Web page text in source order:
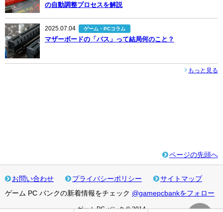
の自動調整プロセスを解説
2025.07.04 ゲーム・PCコラム
マザーボードの「バス」って結局何のこと？
もっと見る
ページの先頭へ
お問い合わせ プライバシーポリシー
サイトマップ
ゲーム PC バンクの新着情報をチェック @gamepcbankをフォロー
ゲーム PC バンク © 2014